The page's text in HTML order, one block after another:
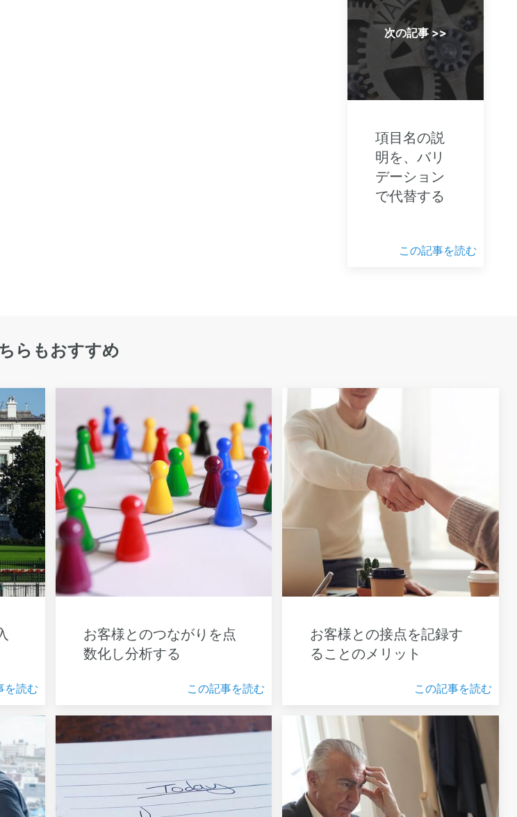
次の記事 >>
項目名の説
明を、バリ
デーション
で代替する
この記事を読む
らもおすすめ
を読む
お客様とのつながりを点
数化し分析する
この記事を読む
お客様との接点を記録す
ることのメリット
この記事を読む